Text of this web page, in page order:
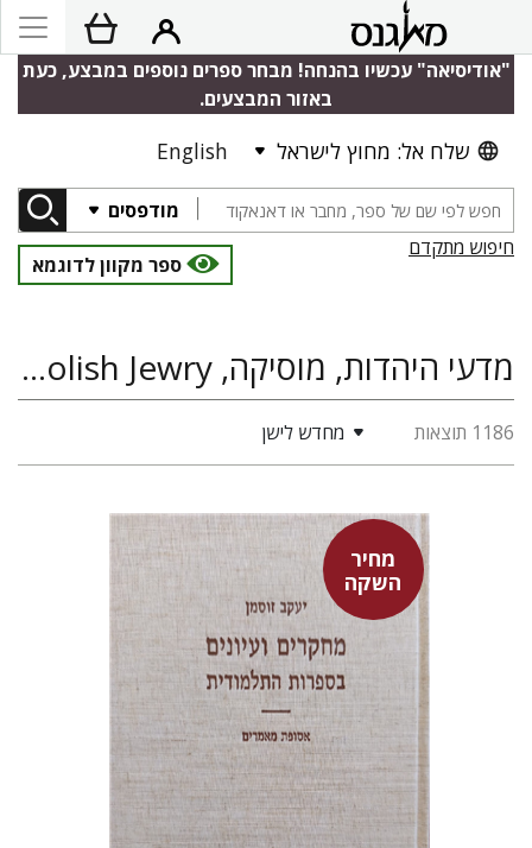
"אודיסיאה" עכשיו בהנחה! מבחר ספרים נוספים במבצע, כעת
באזור המבצעים.
שלח אל: מחוץ לישראל English
מודפסים
חיפוש מתקדם
ספר מקוון לדוגמא
מדעי היהדות, מוסיקה, Polin: Studies in Polish Jewry
1186 תוצאות מחדש לישן
מחיר
השקה
יעקב זוסמן